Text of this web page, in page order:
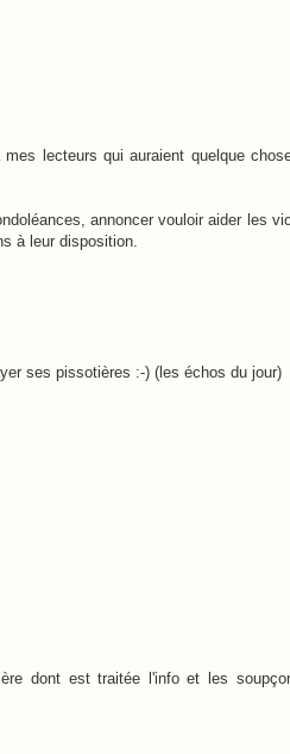
lecteurs qui auraient quelque
annoncer vouloir aider les
à leur disposition.
ses pissotières :-) (les échos du jour)
dont est traitée l'info et les